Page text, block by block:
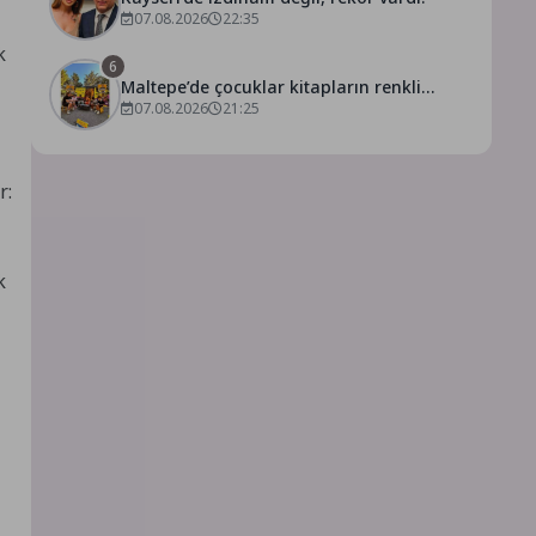
07.08.2026 22:35
6
Maltepe’de çocuklar kitapların renkli
dünyasında buluştu
07.08.2026 21:25